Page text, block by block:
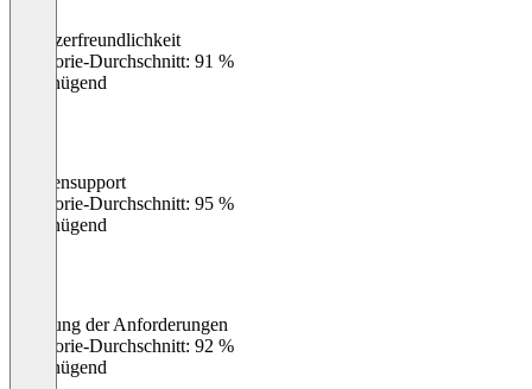
Benutzerfreundlichkeit
Kategorie-Durchschnitt: 91 %
Ungenügend
Kundensupport
Kategorie-Durchschnitt: 95 %
Ungenügend
Erfüllung der Anforderungen
Kategorie-Durchschnitt: 92 %
Ungenügend